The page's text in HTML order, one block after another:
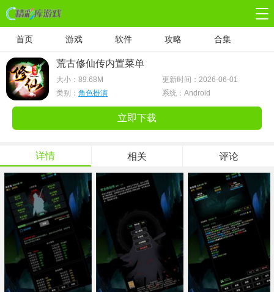
首页 游戏 软件 攻略 合集
荒古修仙传内置菜单
大小： 89.68M
更新时间：2026-06-01
类别： 角色扮演 系统：Android
立即下载
详情 相关 评论